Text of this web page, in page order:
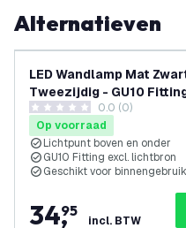
Alternatieven
LED Wandlamp Mat
Tweezijdig - GU10
Rond
0 score sterren0.0 (0)
Op voorraad
Lichtpunt boven en onder
GU10 Fitting excl. lichtbron
Geschikt voor binnengebruik
34,
95
incl. BTW